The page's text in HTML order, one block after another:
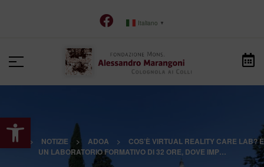
Apri la barra degli strumenti
Italiano ▼
HOME > NOTIZIE > ADOA >
COS’È VIRTUAL REALITY CARE LAB? È
UN LABORATORIO FORMATIVO DI 32 ORE, DOVE IMP…